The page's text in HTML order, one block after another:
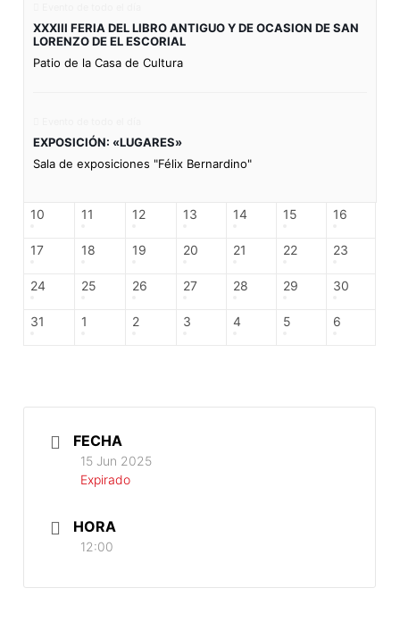
XXXIII FERIA DEL LIBRO ANTIGUO Y DE OCASION DE SAN
LORENZO DE EL ESCORIAL
Patio de la Casa de Cultura
EXPOSICIÓN: «LUGARES»
Sala de exposiciones "Félix Bernardino"
10 11 12 13 14 15 16
17 18 19 20 21 22 23
24 25 26 27 28 29 30
31 1 2 3 4 5 6
FECHA
15 Jun 2025
Expirado
HORA
12:00